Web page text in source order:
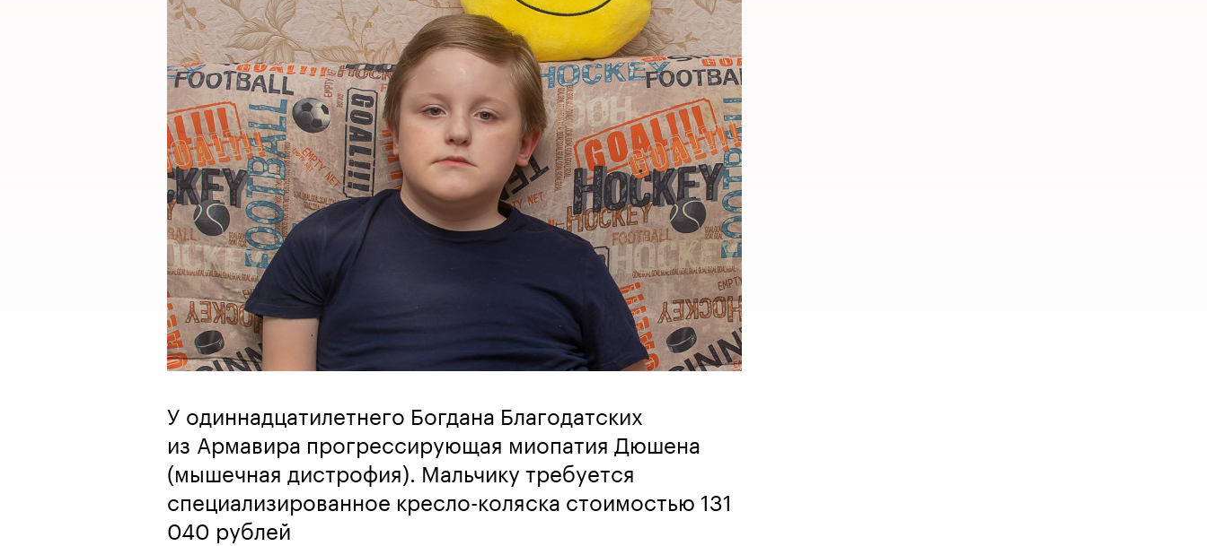
У одиннадцатилетнего Богдана Благодатских
из Армавира прогрессирующая миопатия Дюшена
(мышечная дистрофия). Мальчику требуется
специализированное кресло-коляска стоимостью 131
040 рублей